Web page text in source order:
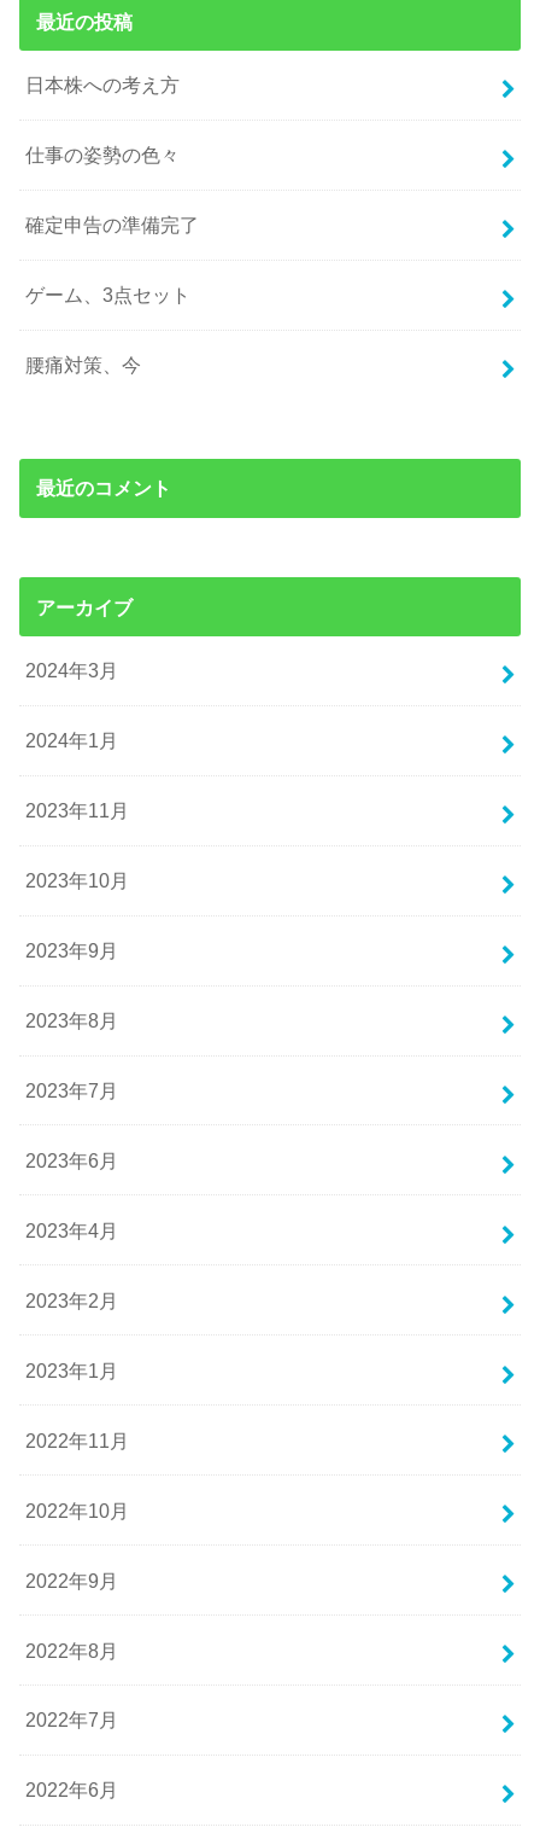
最近の投稿
日本株への考え方
仕事の姿勢の色々
確定申告の準備完了
ゲーム、3点セット
腰痛対策、今
最近のコメント
アーカイブ
2024年3月
2024年1月
2023年11月
2023年10月
2023年9月
2023年8月
2023年7月
2023年6月
2023年4月
2023年2月
2023年1月
2022年11月
2022年10月
2022年9月
2022年8月
2022年7月
2022年6月